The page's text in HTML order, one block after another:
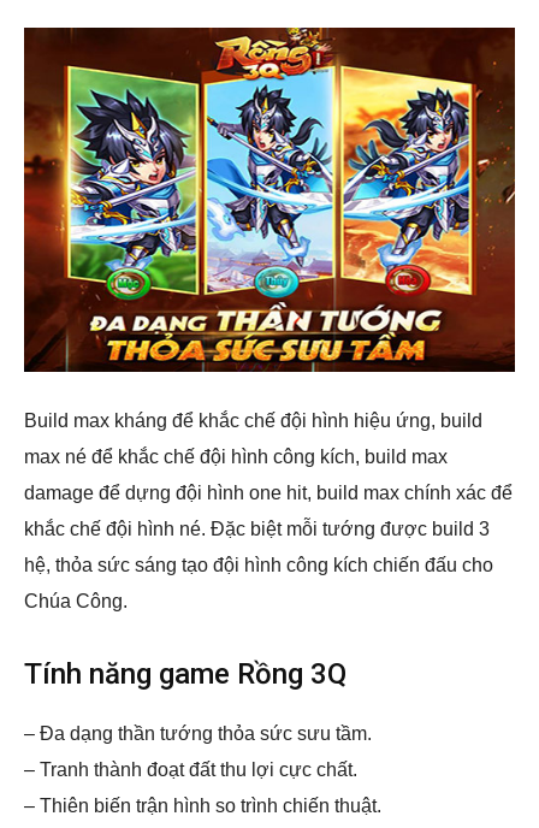
Build max kháng để khắc chế đội hình hiệu ứng, build
max né để khắc chế đội hình công kích, build max
damage để dựng đội hình one hit, build max chính xác để
khắc chế đội hình né. Đặc biệt mỗi tướng được build 3
hệ, thỏa sức sáng tạo đội hình công kích chiến đấu cho
Chúa Công.
Tính năng game Rồng 3Q
– Đa dạng thần tướng thỏa sức sưu tầm.
– Tranh thành đoạt đất thu lợi cực chất.
– Thiên biến trận hình so trình chiến thuật.